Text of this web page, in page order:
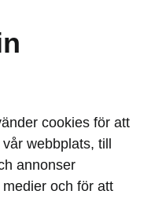
din bil
cookies för att
webbplats, till
annonser
och för att